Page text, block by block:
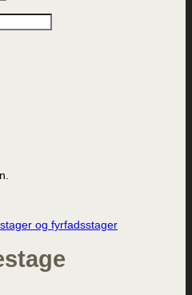
og fyrfadsstager